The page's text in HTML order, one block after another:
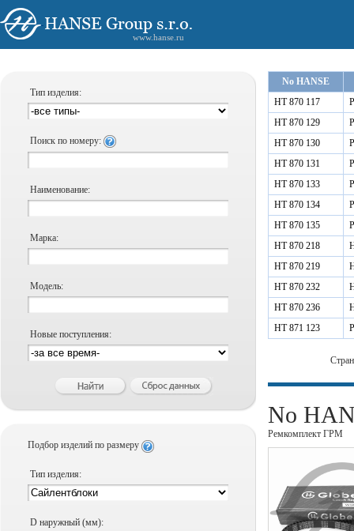
www.hanse.ru
Тип изделия:
Поиск по номеру:
Наименование:
Марка:
Модель:
Новые поступления:
Подбор изделий по размеру
Тип изделия:
D наружный (мм):
No HANSE
HT 870 117
HT 870 129
HT 870 130
HT 870 131
HT 870 133
HT 870 134
HT 870 135
HT 870 218
HT 870 219
HT 870 232
HT 870 236
HT 871 123
No
Ремкомплект ГРМ